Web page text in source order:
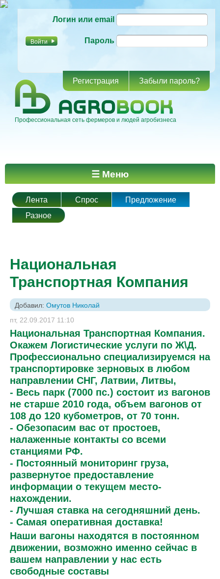
основному
Логин или email
Пароль
Регистрация Забыли пароль?
Профессиональная сеть фермеров и людей агробизнеса
Главное меню ☰ Меню
Лента Спрос
Предложение
Разное
Национальная
Транспортная Компания
Добавил: Омутов Николай
пт, 22.09.2017 11:10
Национальная Транспортная Компания.
Окажем Логистические услуги по Ж\Д.
Профессионально специализируемся на
транспортировке зерновых в любом
направлении СНГ, Латвии, Литвы,
- Весь парк (7000 пс.) состоит из вагонов
не старше 2010 года, объем вагонов от
108 до 120 кубометров, от 70 тонн.
- Обезопасим вас от простоев,
налаженные контакты со всеми
станциями РФ.
- Постоянный мониторинг груза,
развернутое предоставление
информации о текущем место-
нахождении.
- Лучшая ставка на сегодняшний день.
- Самая оперативная доставка!
Наши вагоны находятся в постоянном
движении, возможно именно сейчас в
вашем направлении у нас есть
свободные составы